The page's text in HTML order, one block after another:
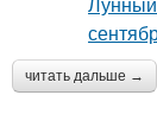
читать дальше →